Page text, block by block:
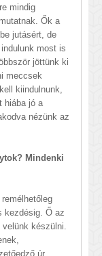
mindig
Ők a
jutásért, de
most is
jöttünk ki
meccsek
kiindulnunk,
hiába jó a
nézünk az
Mindenki
kezdésig. Ő az
készülni.
úr